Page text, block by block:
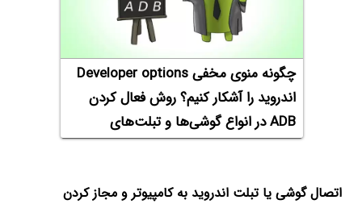
چگونه منوی مخفی Developer options
اندروید را آشکار کنیم؟ روش فعال کردن
ADB در انواع گوشی‌ها و تبلت‌های
اندرویدی
اتصال گوشی یا تبلت اندروید به کامپیوتر و مجاز کردن